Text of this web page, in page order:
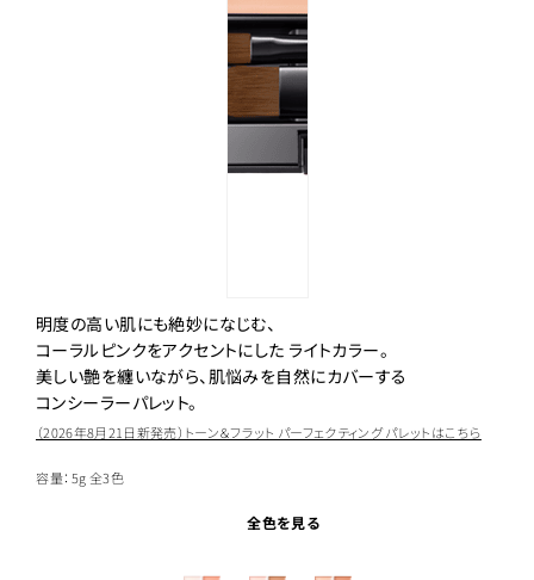
明度の高い肌にも絶妙になじむ、
コーラルピンクをアクセントにした ライトカラー。
美しい艶を纏いながら、肌悩みを自然にカバーする
コンシーラーパレット。
（2026年8月21日新発売）トーン＆フラット パーフェクティング パレットはこちら
容量：5g全3色
全色を見る